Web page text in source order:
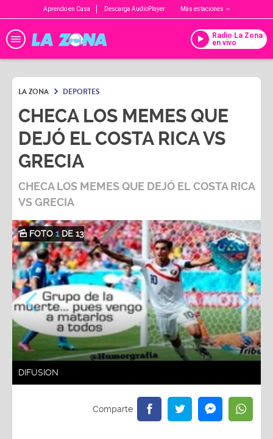
Aprendo en Casa Descarga AudioPlayer Más estaciones
Radio La Zona
en vivo
LA ZONA DEPORTES
CHECA LOS MEMES QUE
DEJÓ EL COSTA RICA VS
GRECIA
CHECA LOS MEMES QUE DEJÓ EL COSTA RICA
VS GRECIA
DIFUSION
FOTO1DE 13